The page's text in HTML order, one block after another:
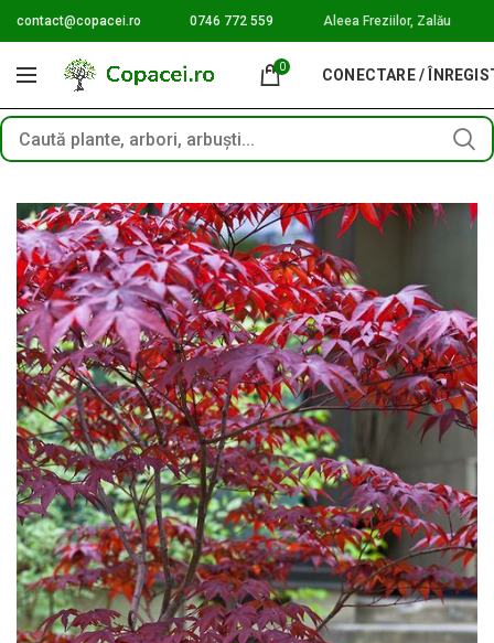
contact@copacei.ro 0746 772 559 Aleea Freziilor, Zalău
0 CONECTARE /